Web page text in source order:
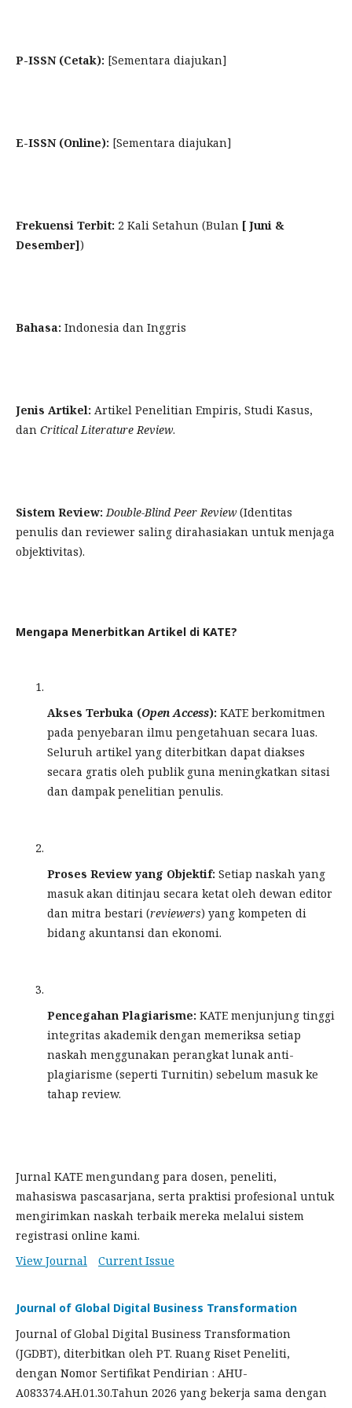
P-ISSN (Cetak): [Sementara diajukan]
E-ISSN (Online): [Sementara diajukan]
Frekuensi Terbit: 2 Kali Setahun (Bulan [ Juni &
Desember])
Bahasa: Indonesia dan Inggris
Jenis Artikel: Artikel Penelitian Empiris, Studi Kasus,
dan Critical Literature Review.
Sistem Review: Double-Blind Peer Review(Identitas
penulis dan reviewer saling dirahasiakan untuk menjaga
objektivitas).
Mengapa Menerbitkan Artikel di KATE?
Akses Terbuka (Open Access): KATE berkomitmen
pada penyebaran ilmu pengetahuan secara luas.
Seluruh artikel yang diterbitkan dapat diakses
secara gratis oleh publik guna meningkatkan sitasi
dan dampak penelitian penulis.
Proses Review yang Objektif: Setiap naskah yang
masuk akan ditinjau secara ketat oleh dewan editor
dan mitra bestari (reviewers) yang kompeten di
bidang akuntansi dan ekonomi.
Pencegahan Plagiarisme: KATE menjunjung tinggi
integritas akademik dengan memeriksa setiap
naskah menggunakan perangkat lunak anti-
plagiarisme (seperti Turnitin) sebelum masuk ke
tahap review.
Jurnal KATE mengundang para dosen, peneliti,
mahasiswa pascasarjana, serta praktisi profesional untuk
mengirimkan naskah terbaik mereka melalui sistem
registrasi online kami.
View Journal
Current Issue
Journal of Global Digital Business Transformation
Journal of Global Digital Business Transformation
(JGDBT), diterbitkan oleh PT. Ruang Riset Peneliti,
dengan Nomor Sertifikat Pendirian : AHU-
A083374.AH.01.30.Tahun 2026 yang bekerja sama dengan